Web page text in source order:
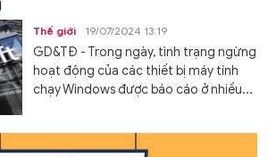
Thế giới 19/07/2024 13:19
GD&TĐ - Trong ngày, tình trạng ngừng
hoạt động của các thiết bị máy tính
chạy Windows được báo cáo ở nhiều...